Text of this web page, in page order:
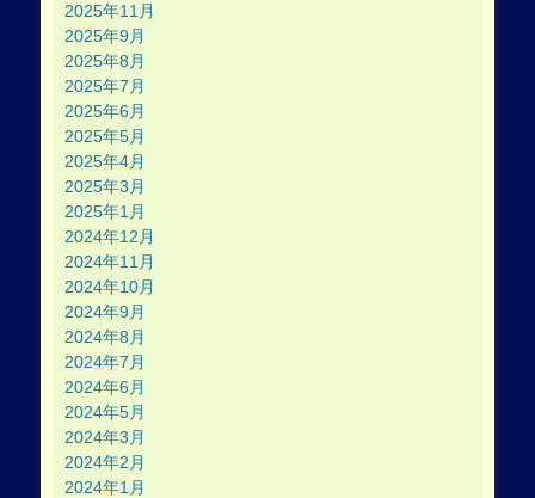
2025年11月
2025年9月
2025年8月
2025年7月
2025年6月
2025年5月
2025年4月
2025年3月
2025年1月
2024年12月
2024年11月
2024年10月
2024年9月
2024年8月
2024年7月
2024年6月
2024年5月
2024年3月
2024年2月
2024年1月